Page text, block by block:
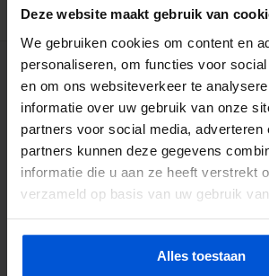
Deze website maakt gebruik van
We gebruiken cookies om content en
personaliseren, om functies voor
en om ons websiteverkeer te
informatie over uw gebruik van onze
partners voor social media, adverteren
partners kunnen deze gegevens
informatie die u aan ze heeft verstrekt
verzameld op basis van uw gebruik
Alles toestaan
BESCHRIJVING
WIJ HELPEN JE GRAAG
0317 358 228